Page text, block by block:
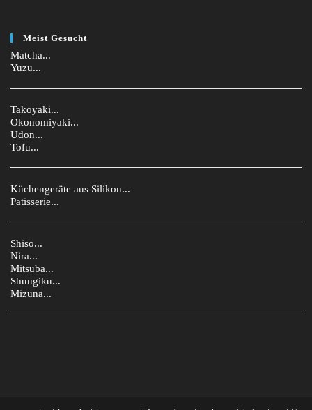
Meist Gesucht
Matcha...
Yuzu...
Takoyaki...
Okonomiyaki...
Udon...
Tofu...
Küchengeräte aus Silikon...
Patisserie...
Shiso...
Nira...
Mitsuba...
Shungiku...
Mizuna...